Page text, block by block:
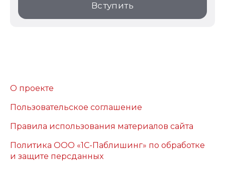
Вступить
О проекте
Пользовательское соглашение
Правила использования материалов сайта
Политика ООО «1С-Паблишинг» по обработке
и защите персданных